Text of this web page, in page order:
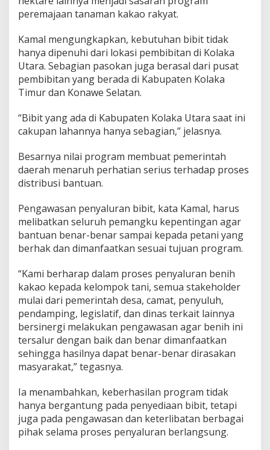
peremajaan tanaman kakao rakyat.
Kamal mengungkapkan, kebutuhan bibit tidak
hanya dipenuhi dari lokasi pembibitan di Kolaka
Utara. Sebagian pasokan juga berasal dari pusat
pembibitan yang berada di Kabupaten Kolaka
Timur dan Konawe Selatan.
“Bibit yang ada di Kabupaten Kolaka Utara saat ini
cakupan lahannya hanya sebagian,” jelasnya.
Besarnya nilai program membuat pemerintah
daerah menaruh perhatian serius terhadap proses
distribusi bantuan.
Pengawasan penyaluran bibit, kata Kamal, harus
melibatkan seluruh pemangku kepentingan agar
bantuan benar-benar sampai kepada petani yang
berhak dan dimanfaatkan sesuai tujuan program.
“Kami berharap dalam proses penyaluran benih
kakao kepada kelompok tani, semua stakeholder
mulai dari pemerintah desa, camat, penyuluh,
pendamping, legislatif, dan dinas terkait lainnya
bersinergi melakukan pengawasan agar benih ini
tersalur dengan baik dan benar dimanfaatkan
sehingga hasilnya dapat benar-benar dirasakan
masyarakat,” tegasnya.
Ia menambahkan, keberhasilan program tidak
hanya bergantung pada penyediaan bibit, tetapi
juga pada pengawasan dan keterlibatan berbagai
pihak selama proses penyaluran berlangsung.